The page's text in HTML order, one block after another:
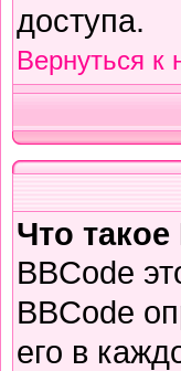
доступа.
Вернуться к
Что
BBCode
BBCode
его в